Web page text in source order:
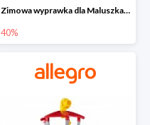
Zimowa wyprawka dla Maluszka na Allegro do -40%
40%